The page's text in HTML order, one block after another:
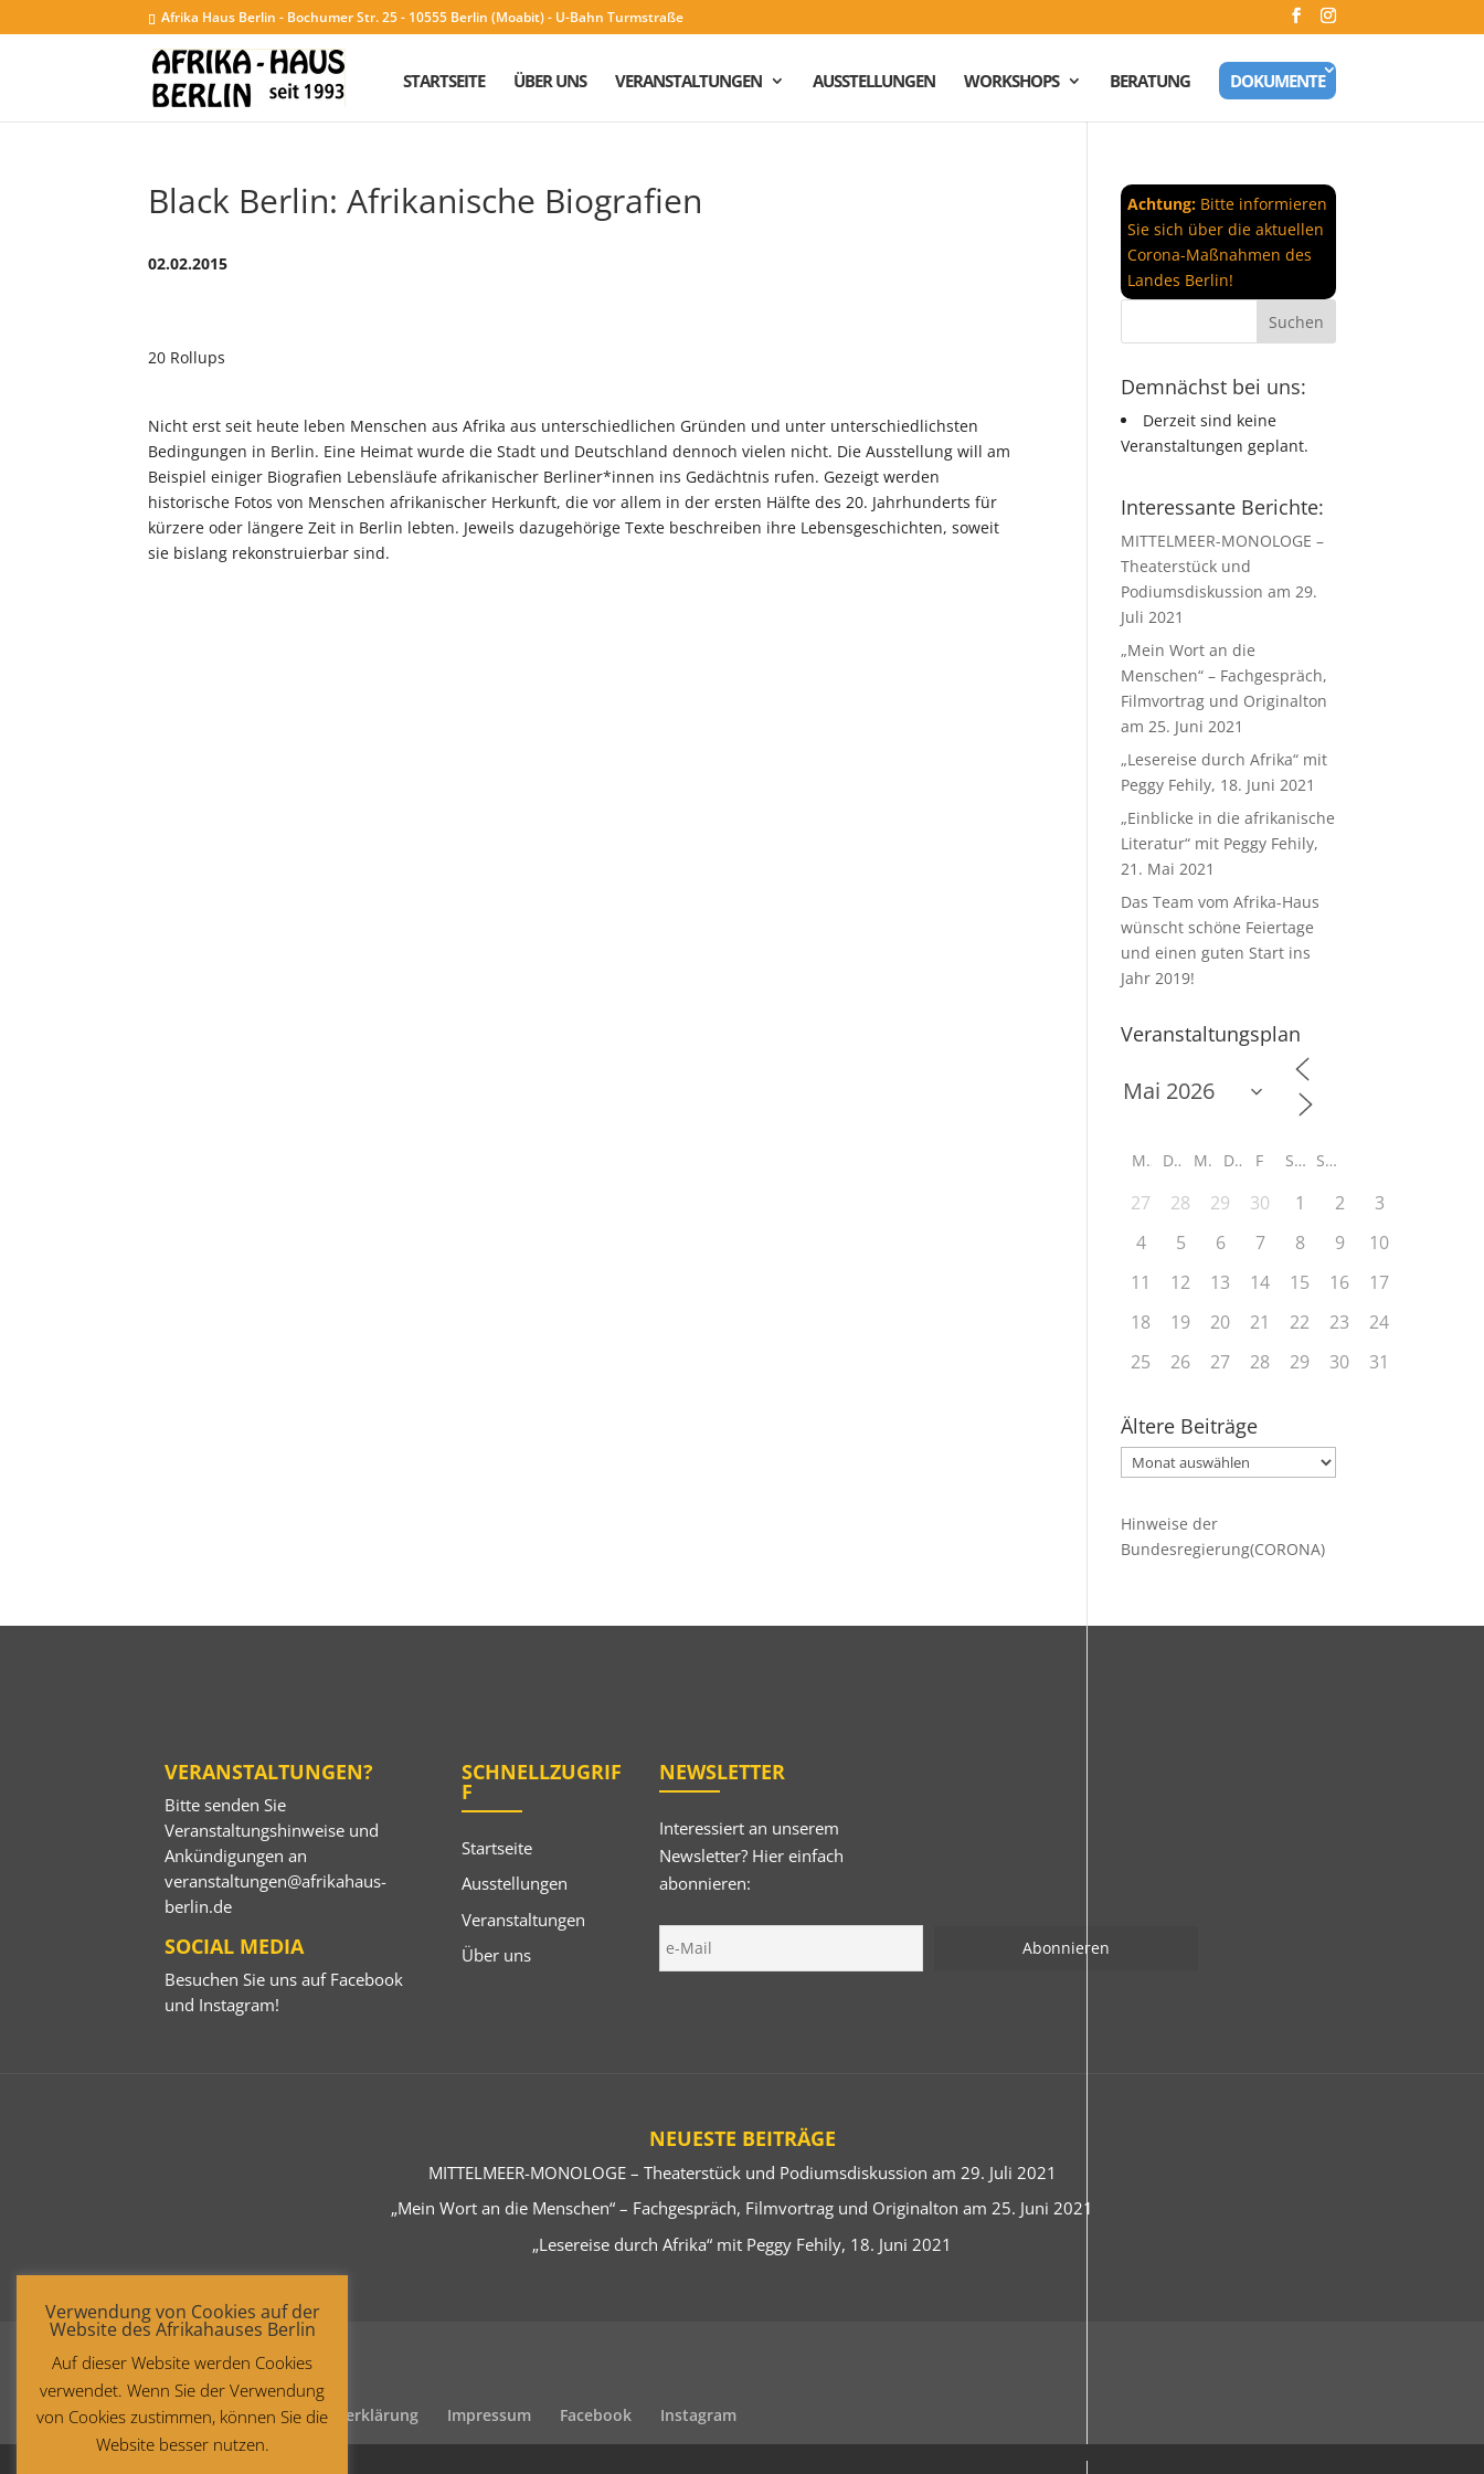
Afrika Haus Berlin - Bochumer Str. 25 - 10555 Berlin (Moabit) - U-Bahn Turmstraße
STARTSEITE ÜBER UNS VERANSTALTUNGEN AUSSTELLUNGEN WORKSHOPS BERATUNG DOKUMENTE
Black Berlin: Afrikanische Biografien
02.02.2015
20 Rollups
Nicht erst seit heute leben Menschen aus Afrika aus unterschiedlichen Gründen und unter unterschiedlichsten
Bedingungen in Berlin. Eine Heimat wurde die Stadt und Deutschland dennoch vielen nicht. Die Ausstellung will am
Beispiel einiger Biografien Lebensläufe afrikanischer Berliner*innen ins Gedächtnis rufen. Gezeigt werden
historische Fotos von Menschen afrikanischer Herkunft, die vor allem in der ersten Hälfte des 20. Jahrhunderts für
kürzere oder längere Zeit in Berlin lebten. Jeweils dazugehörige Texte beschreiben ihre Lebensgeschichten, soweit
sie bislang rekonstruierbar sind.
Achtung: Bitte informieren
Sie sich über die aktuellen
Corona-Maßnahmen des
Landes Berlin!
Demnächst bei uns:
Derzeit sind keine
Veranstaltungen geplant.
Interessante Berichte:
MITTELMEER-MONOLOGE –
Theaterstück und
Podiumsdiskussion am 29.
Juli 2021
„Mein Wort an die
Menschen“ – Fachgespräch,
Filmvortrag und Originalton
am 25. Juni 2021
„Lesereise durch Afrika“ mit
Peggy Fehily, 18. Juni 2021
„Einblicke in die afrikanische
Literatur“ mit Peggy Fehily,
21. Mai 2021
Das Team vom Afrika-Haus
wünscht schöne Feiertage
und einen guten Start ins
Jahr 2019!
Veranstaltungsplan
M D M D F S S
27 28 29 30 1 2
3
4
5 6 7 8 9
10
11
12 13 14 15 16
17
18
19 20 21 22 23
24
25
26 27 28 29 30 31
Ältere Beiträge
Ältere
Beiträge
Hinweise der
Bundesregierung(CORONA)
VERANSTALTUNGEN?
Bitte senden Sie
Veranstaltungshinweise und
Ankündigungen an
veranstaltungen@afrikahaus-
berlin.de
SOCIAL MEDIA
Besuchen Sie uns auf Facebook
und Instagram!
SCHNELLZUGRIF
F
Startseite
Ausstellungen
Veranstaltungen
Über uns
NEWSLETTER
Interessiert an unserem
Newsletter? Hier einfach
abonnieren:
NEUESTE BEITRÄGE
MITTELMEER-MONOLOGE – Theaterstück und Podiumsdiskussion am 29. Juli 2021
„Mein Wort an die Menschen“ – Fachgespräch, Filmvortrag und Originalton am 25. Juni 2021
„Lesereise durch Afrika“ mit Peggy Fehily, 18. Juni 2021
Startseite Datenschutzerklärung Impressum Facebook Instagram
Verwendung von Cookies auf der
Website des Afrikahauses Berlin
Auf dieser Website werden Cookies
verwendet. Wenn Sie der Verwendung
von Cookies zustimmen, können Sie die
Website besser nutzen.